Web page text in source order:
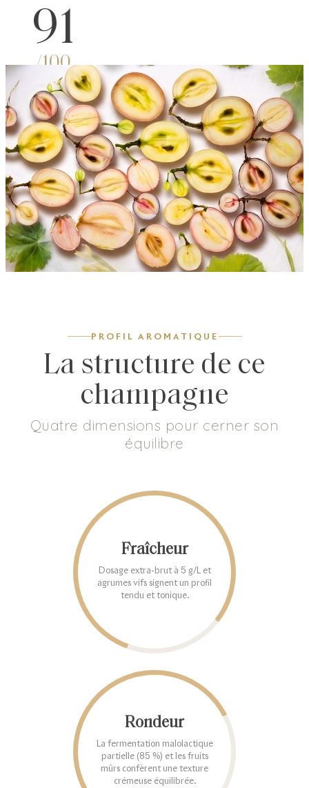
91
/100
PROFIL AROMATIQUE
La structure de ce
champagne
Quatre dimensions pour cerner son
équilibre
Fraîcheur
Dosage extra-brut à 5 g/L et
agrumes vifs signent un profil
tendu et tonique.
Rondeur
La fermentation malolactique
partielle (85 %) et les fruits
mûrs confèrent une texture
crémeuse équilibrée.